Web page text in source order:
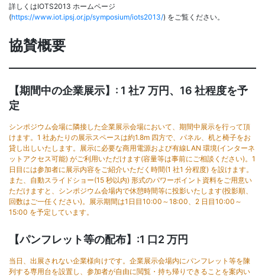
詳しくはIOTS2013 ホームページ
(https://www.iot.ipsj.or.jp/symposium/iots2013/) をご覧ください。
協賛概要
【期間中の企業展示】: 1 社7 万円、16 社程度を予
定
シンポジウム会場に隣接した企業展示会場において、期間中展示を行って頂
けます。1 社あたりの展示スペースは約1.8m 四方で、パネル、机と椅子をお
貸し出しいたします。展示に必要な商用電源および有線LAN 環境(インターネ
ットアクセス可能) がご利用いただけます(容量等は事前にご相談ください)。1
日目には参加者に展示内容をご紹介いただく時間(1 社1 分程度) を設けます。
また、自動スライドショー(15 秒以内) 形式のパワーポイント資料をご用意い
ただけますと、シンポジウム会場内で休憩時間等に投影いたします(投影順、
回数はご一任ください)。展示期間は1日目10:00～18:00、2 日目10:00～
15:00 を予定しています。
【パンフレット等の配布】:1 口2 万円
当日、出展されない企業様向けです。企業展示会場内にパンフレット等を陳
列する専用台を設置し、参加者が自由に閲覧・持ち帰りできることを案内い